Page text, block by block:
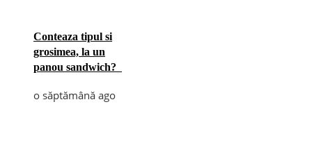
Conteaza tipul si
grosimea, la un
panou sandwich?
o săptămână ago